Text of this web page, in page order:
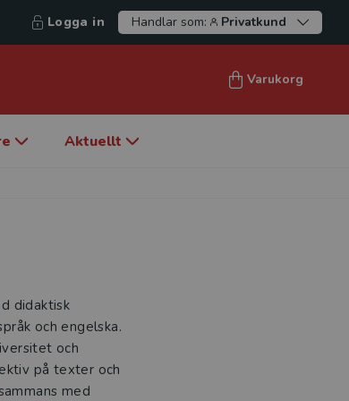
Logga in Handlar som: Privatkund
Varukorg
Aktuellt
didaktisk
och engelska.
och
på texter och
med